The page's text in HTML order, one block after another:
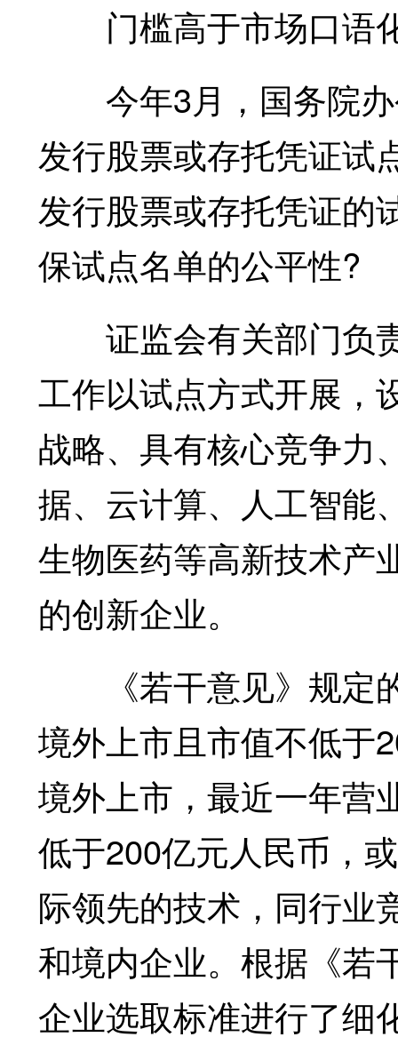
门槛高于市场口语化
今年3月，国务院办
发行股票或存托凭证试
发行股票或存托凭证的
保试点名单的公平性?
证监会有关部门负
工作以试点方式开展，
战略、具有核心竞争力
据、云计算、人工智能
生物医药等高新技术产
的创新企业。
《若干意见》规定
境外上市且市值不低于
境外上市，最近一年营
低于200亿元人民币，
际领先的技术，同行业
和境内企业。根据《若
企业选取标准进行了细